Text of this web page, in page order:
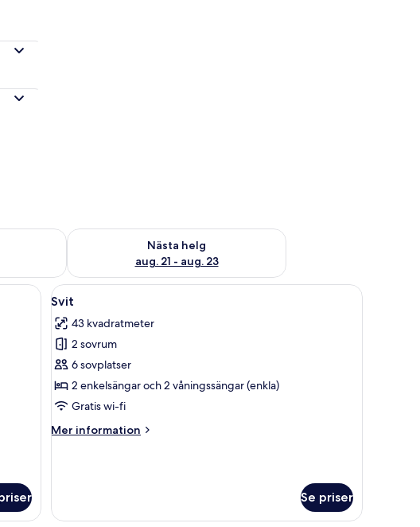
den här helgen aug. 14 - aug. 16
Nästa helg
aug. 21 - aug. 23
Kontrollera tillgängligheten för nästa helg aug. 21 - aug. 23
en väska på golvet.
sängbord, en garderob och konstverk på väggen.
Öppna
alla
foton
för
Svit
Ett litet, trähusliknande rum med
4
Svit
43 kvadratmeter
2 sovrum
6 sovplatser
2 enkelsängar och 2 våningssängar (enkla)
Gratis wi-fi
Mer information
Mer
Se priser